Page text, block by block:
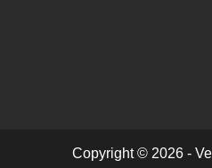
Copyright © 2026 -